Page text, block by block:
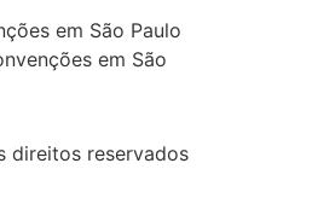
em São Paulo
em São
direitos reservados